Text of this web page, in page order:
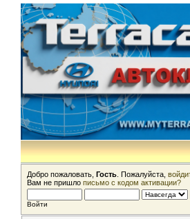
Добро пожаловать, Гость . Пожалуйста,
Вам не пришло письмо с кодом активации?
Войти